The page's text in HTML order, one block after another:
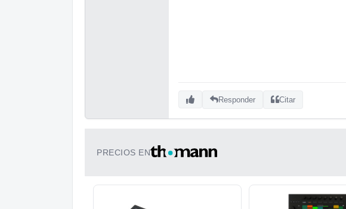
Responder Citar
PRECIOS EN